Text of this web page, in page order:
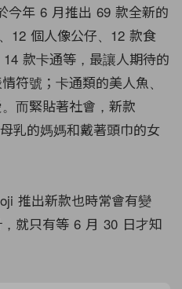
今年 6 月推出 69 款全新的
12 個人像公仔、12 款食
款卡通等，最讓人期待的
符號；卡通類的美人魚、
而緊貼著社會，新款
乳的媽媽和戴著頭巾的女
推出新款也時常會有變
就只有等 6 月 30 日才知